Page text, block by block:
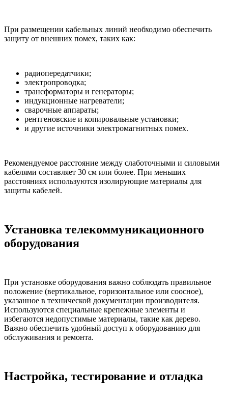
При размещении кабельных линий необходимо обеспечить
защиту от внешних помех, таких как:
радиопередатчики;
электропроводка;
трансформаторы и генераторы;
индукционные нагреватели;
сварочные аппараты;
рентгеновские и копировальные установки;
и другие источники электромагнитных помех.
Рекомендуемое расстояние между слаботочными и силовыми
кабелями составляет 30 см или более. При меньших
расстояниях используются изолирующие материалы для
защиты кабелей.
Установка телекоммуникационного
оборудования
При установке оборудования важно соблюдать правильное
положение (вертикальное, горизонтальное или соосное),
указанное в технической документации производителя.
Используются специальные крепежные элементы и
избегаются недопустимые материалы, такие как дерево.
Важно обеспечить удобный доступ к оборудованию для
обслуживания и ремонта.
Настройка, тестирование и отладка